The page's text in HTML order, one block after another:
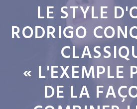
LE STYLE
RODRIGO
« L'EXEMPLE
DE LA